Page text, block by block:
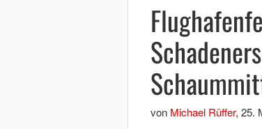
von Michael Rüffer, 25.